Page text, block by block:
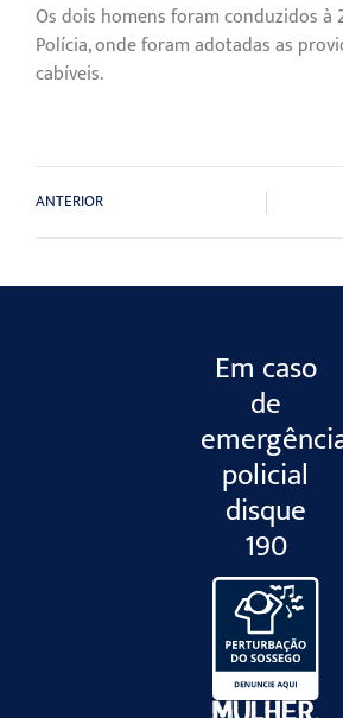
Os dois homens foram conduzidos à
Polícia, onde foram adotadas as
cabíveis.
ANTERIOR
Em caso
de
policial
disque
190